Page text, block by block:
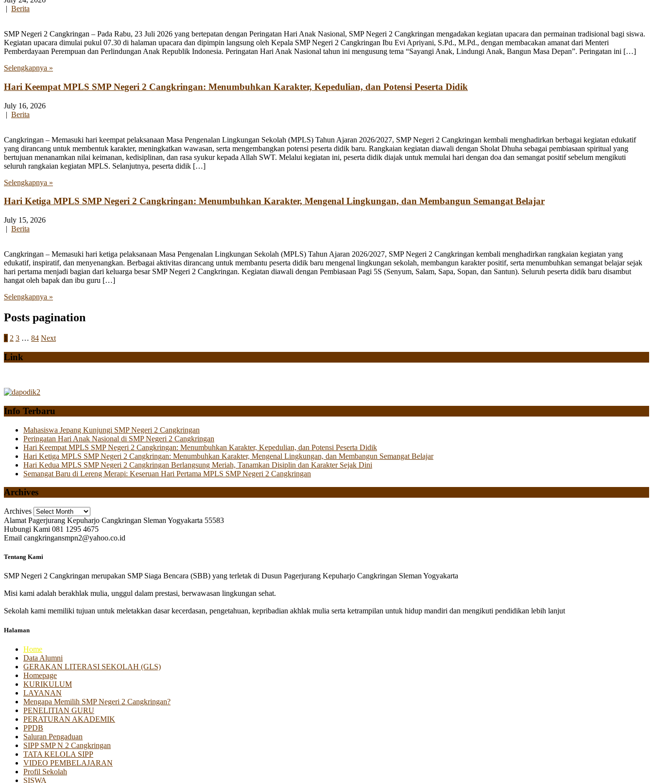
| Berita
SMP Negeri 2 Cangkringan – Pada Rabu, 23 Juli 2026 yang bertepatan dengan Peringatan Hari Anak Nasional, SMP Negeri 2 Cangkringan mengadakan kegiatan upacara dan permainan tradisional bagi siswa.
Kegiatan upacara dimulai pukul 07.30 di halaman upacara dan dipimpin langsung oleh Kepala SMP Negeri 2 Cangkringan Ibu Evi Apriyani, S.Pd., M.Pd., dengan membacakan amanat dari Menteri
Pemberdayaan Perempuan dan Perlindungan Anak Republik Indonesia. Peringatan Hari Anak Nasional tahun ini mengusung tema “Sayangi Anak, Lindungi Anak, Bangun Masa Depan”. Peringatan ini […]
Selengkapnya »
Hari Keempat MPLS SMP Negeri 2 Cangkringan: Menumbuhkan Karakter, Kepedulian, dan Potensi Peserta Didik
July 16, 2026
| Berita
Cangkringan – Memasuki hari keempat pelaksanaan Masa Pengenalan Lingkungan Sekolah (MPLS) Tahun Ajaran 2026/2027, SMP Negeri 2 Cangkringan kembali menghadirkan berbagai kegiatan edukatif
yang dirancang untuk membentuk karakter, meningkatkan wawasan, serta mengembangkan potensi peserta didik baru. Rangkaian kegiatan diawali dengan Sholat Dhuha sebagai pembiasaan spiritual yang
bertujuan menanamkan nilai keimanan, kedisiplinan, dan rasa syukur kepada Allah SWT. Melalui kegiatan ini, peserta didik diajak untuk memulai hari dengan doa dan semangat positif sebelum mengikuti
seluruh rangkaian kegiatan MPLS. Selanjutnya, peserta didik […]
Selengkapnya »
Hari Ketiga MPLS SMP Negeri 2 Cangkringan: Menumbuhkan Karakter, Mengenal Lingkungan, dan Membangun Semangat Belajar
July 15, 2026
| Berita
Cangkringan – Memasuki hari ketiga pelaksanaan Masa Pengenalan Lingkungan Sekolah (MPLS) Tahun Ajaran 2026/2027, SMP Negeri 2 Cangkringan kembali menghadirkan rangkaian kegiatan yang
edukatif, inspiratif, dan menyenangkan. Berbagai aktivitas dirancang untuk membantu peserta didik baru mengenal lingkungan sekolah, membangun karakter positif, serta menumbuhkan semangat belajar sejak
hari pertama menjadi bagian dari keluarga besar SMP Negeri 2 Cangkringan. Kegiatan diawali dengan Pembiasaan Pagi 5S (Senyum, Salam, Sapa, Sopan, dan Santun). Seluruh peserta didik baru disambut
hangat oleh bapak dan ibu guru […]
Selengkapnya »
Posts pagination
1 2 3 … 84 Next
Link
Info Terbaru
Mahasiswa Jepang Kunjungi SMP Negeri 2 Cangkringan
Peringatan Hari Anak Nasional di SMP Negeri 2 Cangkringan
Hari Keempat MPLS SMP Negeri 2 Cangkringan: Menumbuhkan Karakter, Kepedulian, dan Potensi Peserta Didik
Hari Ketiga MPLS SMP Negeri 2 Cangkringan: Menumbuhkan Karakter, Mengenal Lingkungan, dan Membangun Semangat Belajar
Hari Kedua MPLS SMP Negeri 2 Cangkringan Berlangsung Meriah, Tanamkan Disiplin dan Karakter Sejak Dini
Semangat Baru di Lereng Merapi: Keseruan Hari Pertama MPLS SMP Negeri 2 Cangkringan
Archives
Archives
Alamat Pagerjurang Kepuharjo Cangkringan Sleman Yogyakarta 55583
Hubungi Kami 081 1295 4675
Email cangkringansmpn2@yahoo.co.id
Tentang Kami
SMP Negeri 2 Cangkringan merupakan SMP Siaga Bencara (SBB) yang terletak di Dusun Pagerjurang Kepuharjo Cangkringan Sleman Yogyakarta
Misi kami adalah berakhlak mulia, unggul dalam prestasi, berwawasan lingkungan sehat.
Sekolah kami memiliki tujuan untuk meletakkan dasar kecerdasan, pengetahuan, kepribadian akhlak mulia serta ketrampilan untuk hidup mandiri dan mengikuti pendidikan lebih lanjut
Halaman
Home
Data Alumni
GERAKAN LITERASI SEKOLAH (GLS)
Homepage
KURIKULUM
LAYANAN
Mengapa Memilih SMP Negeri 2 Cangkringan?
PENELITIAN GURU
PERATURAN AKADEMIK
PPDB
Saluran Pengaduan
SIPP SMP N 2 Cangkringan
TATA KELOLA SIPP
VIDEO PEMBELAJARAN
Profil Sekolah
SISWA